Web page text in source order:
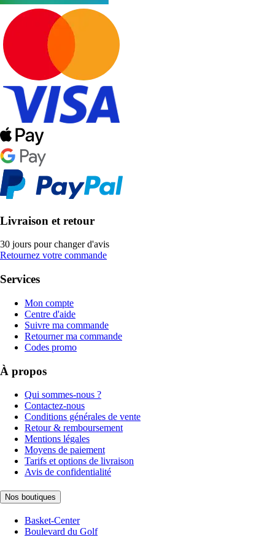
Livraison et retour
30 jours pour changer d'avis
Retournez votre commande
Services
Mon compte
Centre d'aide
Suivre ma commande
Retourner ma commande
Codes promo
À propos
Qui sommes-nous ?
Contactez-nous
Conditions générales de vente
Retour & remboursement
Mentions légales
Moyens de paiement
Tarifs et options de livraison
Avis de confidentialité
Nos boutiques
Basket-Center
Boulevard du Golf